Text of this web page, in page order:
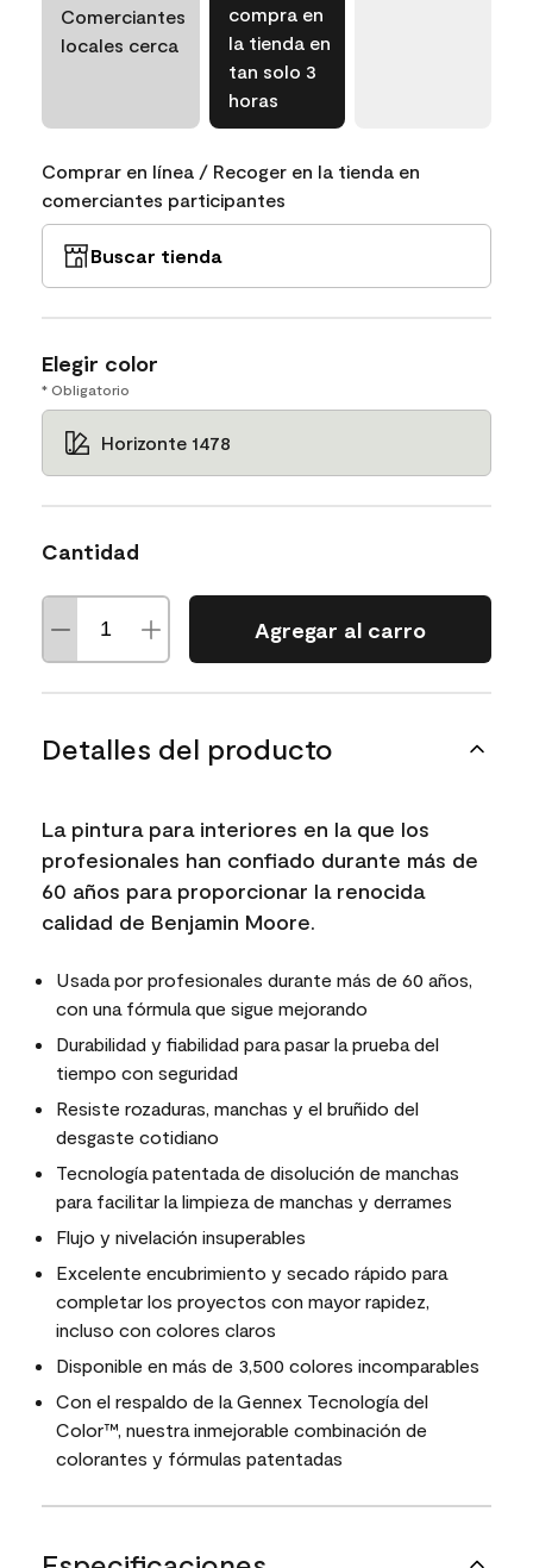
Comerciantes
locales cerca
compra en
la tienda en
tan solo 3
horas
Comprar en línea / Recoger en la tienda en
comerciantes participantes
Buscar tienda
Elegir color
* Obligatorio
Horizonte 1478
Cantidad
Agregar al carro
Detalles del producto
La pintura para interiores en la que los
profesionales han confiado durante más de
60 años para proporcionar la renocida
calidad de Benjamin Moore.
Usada por profesionales durante más de 60 años,
con una fórmula que sigue mejorando
Durabilidad y fiabilidad para pasar la prueba del
tiempo con seguridad
Resiste rozaduras, manchas y el bruñido del
desgaste cotidiano
Tecnología patentada de disolución de manchas
para facilitar la limpieza de manchas y derrames
Flujo y nivelación insuperables
Excelente encubrimiento y secado rápido para
completar los proyectos con mayor rapidez,
incluso con colores claros
Disponible en más de 3,500 colores incomparables
Con el respaldo de la Gennex Tecnología del
Color™, nuestra inmejorable combinación de
colorantes y fórmulas patentadas